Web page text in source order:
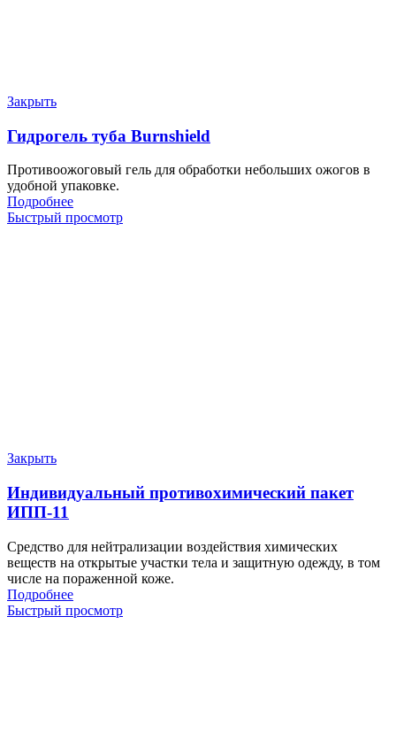
Закрыть
Гидрогель туба Burnshield
Противоожоговый гель для обработки небольших ожогов в
удобной упаковке.
Подробнее
Быстрый просмотр
Закрыть
Индивидуальный противохимический пакет
ИПП-11
Средство для нейтрализации воздействия химических
веществ на открытые участки тела и защитную одежду, в том
числе на пораженной коже.
Подробнее
Быстрый просмотр